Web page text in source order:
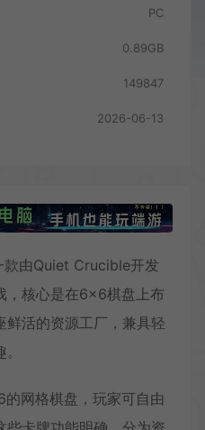
PC
0.89GB
149847
2026-06-13
由Quiet Crucible开发
，核心是在6×6棋盘上布
鲜活的资源工厂，兼具轻
网格棋盘，玩家可自由